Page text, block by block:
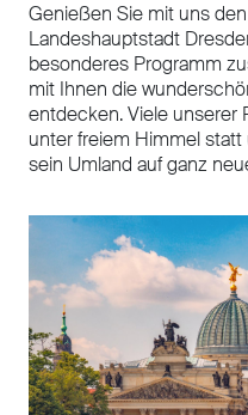
Genießen Sie mit uns
Landeshauptstadt
besonderes Programm
mit Ihnen die
entdecken. Viele unserer
unter freiem Himmel
sein Umland auf ganz